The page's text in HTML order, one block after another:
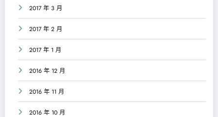
2017 年 3 月
2017 年 2 月
2017 年 1 月
2016 年 12 月
2016 年 11 月
2016 年 10 月